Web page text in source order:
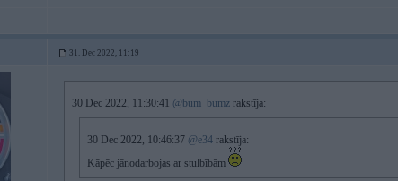
31. Dec 2022, 11:19
30 Dec 2022, 11:30:41 @bum_bumz rakstīja:
30 Dec 2022, 10:46:37 @e34 rakstīja:
Kāpēc jānodarbojas ar stulbībām